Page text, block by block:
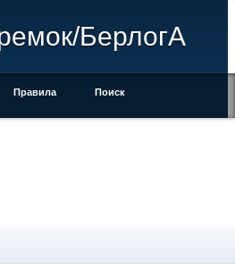
БерлогА
Правила Поиск